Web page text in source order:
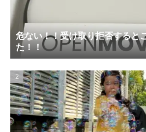
危ない！！受け取り拒否すると
た！！